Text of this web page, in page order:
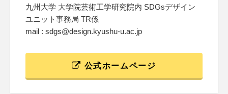
九州大学 大学院芸術工学研究院内 SDGsデザイン
ユニット事務局 TR係
mail : sdgs@design.kyushu-u.ac.jp
公式ホームページ